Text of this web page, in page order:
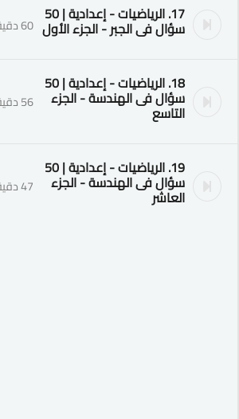
17. الرياضيات - إعدادية | 50
سؤال فى الجبر - الجزء الأول 60 دقيقة
18. الرياضيات - إعدادية | 50
سؤال فى الهندسة - الجزء
التاسع 56 دقيقة
19. الرياضيات - إعدادية | 50
سؤال فى الهندسة - الجزء
العاشر 47 دقيقة